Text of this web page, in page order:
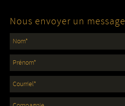
Nous envoyer un message